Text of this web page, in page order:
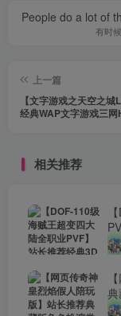
People do a lot of
有时
上一篇
【文字游戏之天空之城
经典WAP文字游戏三网
相关推荐
源
典